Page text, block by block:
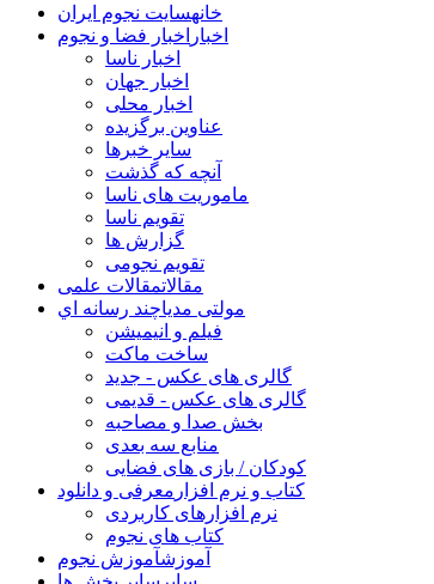
خانهسایت نجوم ایران
اخبار اخبار فضا و نجوم
اخبار ناسا
اخبار جهان
اخبار محلی
عناوین برگزیده
سایر خبرها
آنچه که گذشت
ماموریت های ناسا
تقویم ناسا
گزارش ها
تقویم نجومی
مقالاتمقالات علمی
مولتی مدیاچند رسانه اي
فیلم و انیمیشن
ساخت ماکت
گالری های عکس - جدید
گالری های عکس - قدیمی
بخش صدا و مصاحبه
منابع سه بعدی
کودکان / بازی های فضایی
کتاب و نرم افزار معرفی و دانلود
نرم افزارهای کاربردی
کتاب های نجوم
آموزشآموزش نجوم